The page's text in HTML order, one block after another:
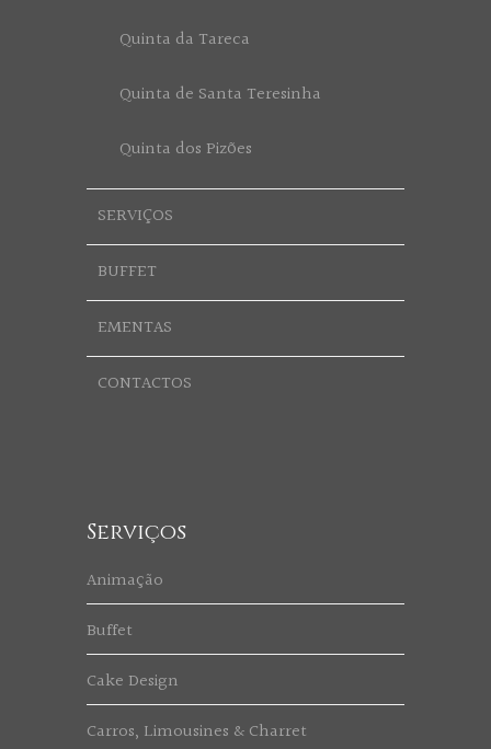
Quinta da Tareca
Quinta de Santa Teresinha
Quinta dos Pizões
SERVIÇOS
BUFFET
EMENTAS
CONTACTOS
Serviços
Animação
Buffet
Cake Design
Carros, Limousines & Charret